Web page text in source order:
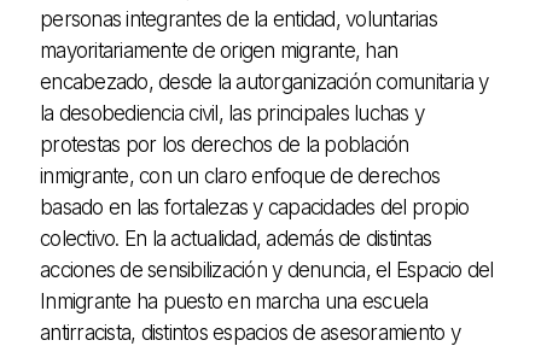
personas integrantes de la entidad, voluntarias
mayoritariamente de origen migrante, han
encabezado, desde la autorganización comunitaria y
la desobediencia civil, las principales luchas y
protestas por los derechos de la población
inmigrante, con un claro enfoque de derechos
basado en las fortalezas y capacidades del propio
colectivo. En la actualidad, además de distintas
acciones de sensibilización y denuncia, el Espacio del
Inmigrante ha puesto en marcha una escuela
antirracista, distintos espacios de asesoramiento y